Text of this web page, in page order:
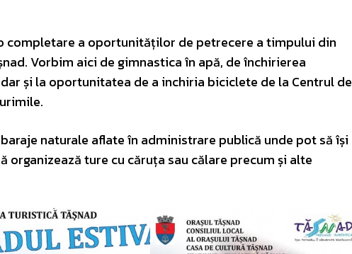
completare a oportunităților de petrecere a timpului din
Vorbim aici de gimnastica în apă, de închirierea
și la oportunitatea de a inchiria biciclete de la Centrul de
naturale aflate în administrare publică unde pot să își
ture cu căruța sau călare precum și alte